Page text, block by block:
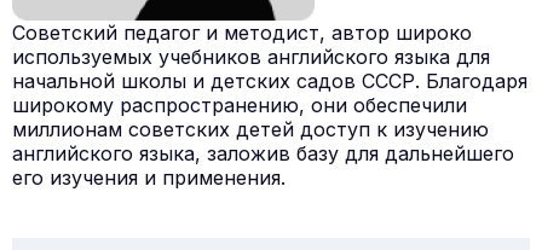
Советский педагог и методист, автор широко
используемых учебников английского языка для
начальной школы и детских садов СССР. Благодаря
широкому распространению, они обеспечили
миллионам советских детей доступ к изучению
английского языка, заложив базу для дальнейшего
его изучения и применения.